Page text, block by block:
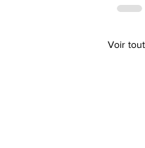
Voir tout